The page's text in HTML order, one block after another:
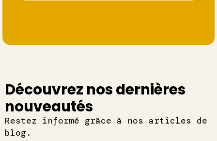
Découvrez nos dernières
nouveautés
Restez informé grâce à nos articles de
blog.